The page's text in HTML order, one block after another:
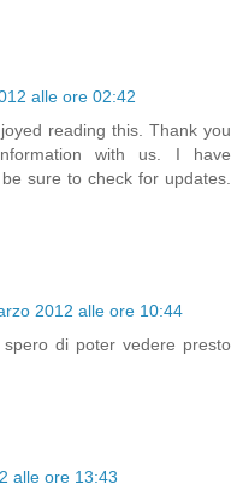
alle ore 02:42
reading this. Thank you
with us. I have
sure to check for updates.
2012 alle ore 10:44
di poter vedere presto
alle ore 13:43